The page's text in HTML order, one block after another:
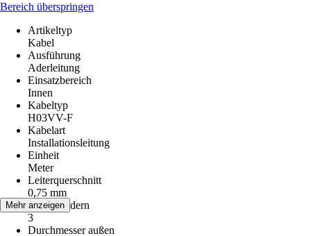
Bereich überspringen
Artikeltyp
Kabel
Ausführung
Aderleitung
Einsatzbereich
Innen
Kabeltyp
H03VV-F
Kabelart
Installationsleitung
Einheit
Meter
Leiterquerschnitt
0,75 mm
Anzahl Adern
3
Durchmesser außen
Mehr anzeigen